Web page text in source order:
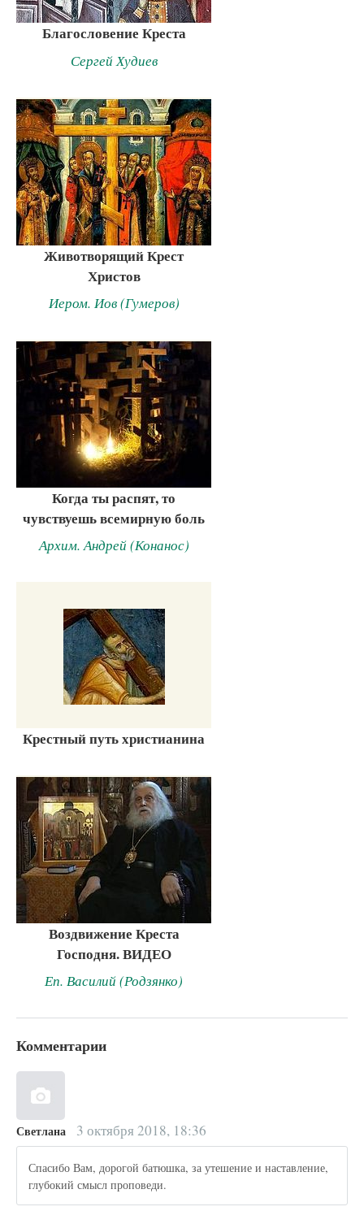
Благословение Креста
Сергей Худиев
Животворящий Крест
Христов
Иером. Иов (Гумеров)
Когда ты распят, то
чувствуешь всемирную боль
Архим. Андрей (Конанос)
Крестный путь христианина
Воздвижение Креста
Господня. ВИДЕО
Еп. Василий (Родзянко)
Комментарии
Светлана 3 октября 2018, 18:36
Спасибо Вам, дорогой батюшка, за утешение и наставление,
глубокий смысл проповеди.